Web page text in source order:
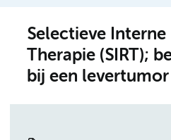
Selectieve Interne
Therapie (SIRT);
bij een levertumor